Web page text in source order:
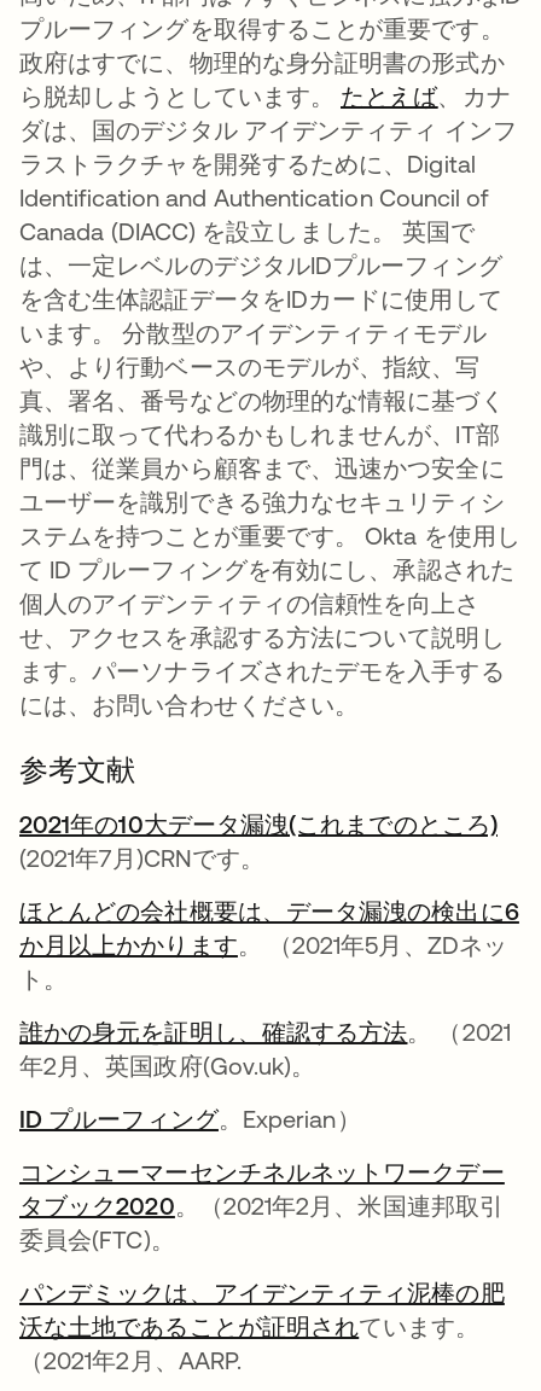
プルーフィングを取得することが重要です。
政府はすでに、物理的な身分証明書の形式か
ら脱却しようとしています。 たとえば新しい
、カナ
ダは、国のデジタル アイデンティティ インフ
ラストラクチャを開発するために、Digital
Identification and Authentication Council of
Canada (DIACC) を設立しました。 英国で
は、一定レベルのデジタルIDプルーフィング
を含む生体認証データをIDカードに使用して
います。 分散型のアイデンティティモデル
や、より行動ベースのモデルが、指紋、写
真、署名、番号などの物理的な情報に基づく
識別に取って代わるかもしれませんが、IT部
門は、従業員から顧客まで、迅速かつ安全に
ユーザーを識別できる強力なセキュリティシ
ステムを持つことが重要です。 Okta を使用し
て ID プルーフィングを有効にし、承認された
個人のアイデンティティの信頼性を向上さ
せ、アクセスを承認する方法について説明し
ます。パーソナライズされたデモを入手する
には、お問い合わせください。
参考文献
2021年の10大データ漏洩(これまでのところ)新
(2021年7月)CRNです。
ほとんどの会社概要は、データ漏洩の検出に6
か月以上かかります新しいタブで開く
。 （2021年5月、ZDネッ
ト。
誰かの身元を証明し、確認する方法新しいタブ
。 （2021
年2月、英国政府(Gov.uk)。
ID プルーフィング新しいタブで開く
。Experian）
コンシューマーセンチネルネットワークデー
タブック2020新しいタブで開く
。（2021年2月、米国連邦取引
委員会(FTC)。
パンデミックは、アイデンティティ泥棒の肥
沃な土地であることが証明され新しいタブで開
ています。
（2021年2月、AARP.